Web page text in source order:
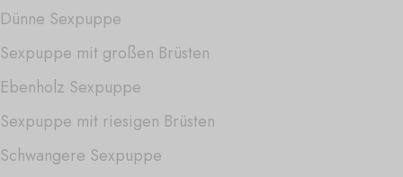
Dünne Sexpuppe
Sexpuppe mit großen Brüsten
Ebenholz Sexpuppe
Sexpuppe mit riesigen Brüsten
Schwangere Sexpuppe